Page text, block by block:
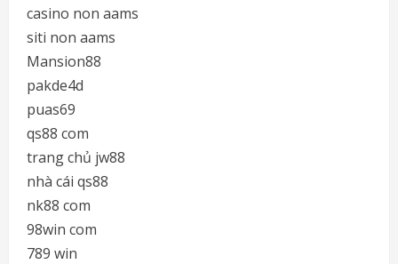
casino non aams
siti non aams
Mansion88
pakde4d
puas69
qs88 com
trang chủ jw88
nhà cái qs88
nk88 com
98win com
789 win